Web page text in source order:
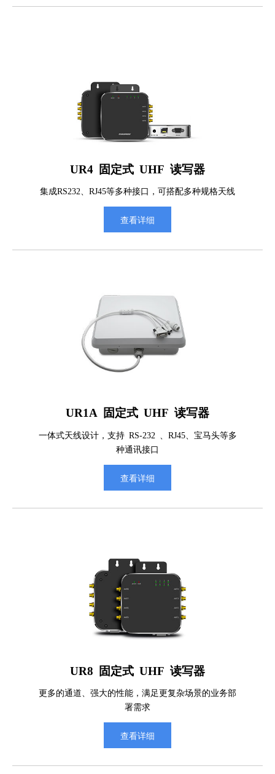
UR4 固定式 UHF 读写器
集成RS232、RJ45等多种接口，可搭配多种规格天线
查看详细
UR1A 固定式 UHF 读写器
一体式天线设计，支持 RS-232 、RJ45、宝马头等多
种通讯接口
查看详细
UR8 固定式 UHF 读写器
更多的通道、强大的性能，满足更复杂场景的业务部
署需求
查看详细